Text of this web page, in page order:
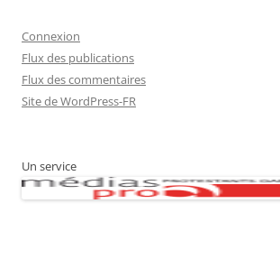
Connexion
Flux des publications
Flux des commentaires
Site de WordPress-FR
Un service